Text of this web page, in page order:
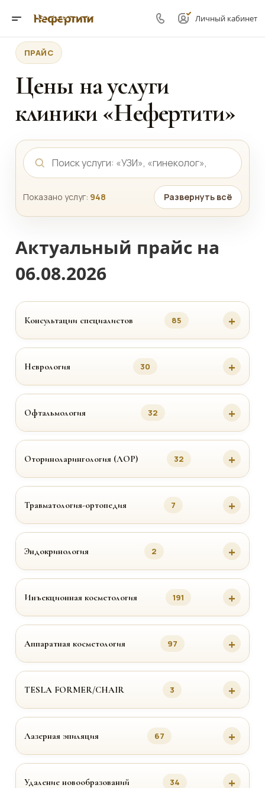
Личный кабинет
ПРАЙС
Цены на услуги
клиники «Нефертити»
Показано услуг: 948 Развернуть всё
Актуальный прайс на
06.08.2026
Консультации специалистов 85
Неврология 30
Офтальмология 32
Оториноларингология (ЛОР) 32
Травматология-ортопедия 7
Эндокринология 2
Инъекционная косметология 191
Аппаратная косметология 97
TESLA FORMER/CHAIR 3
Лазерная эпиляция 67
Удаление новообразований 34